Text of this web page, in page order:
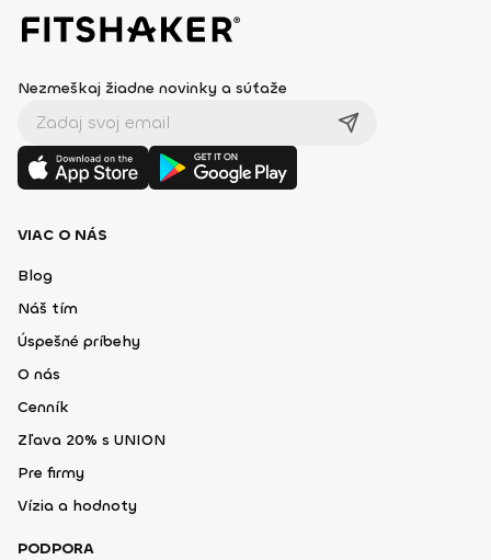
Nezmeškaj žiadne novinky a súťaže
VIAC O NÁS
Blog
Náš tím
Úspešné príbehy
O nás
Cenník
Zľava 20% s UNION
Pre firmy
Vízia a hodnoty
PODPORA